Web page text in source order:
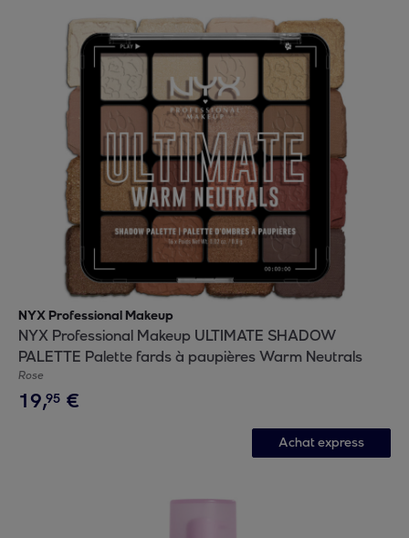
NYX Professional Makeup
NYX Professional Makeup ULTIMATE SHADOW
PALETTE Palette fards à paupières Warm Neutrals
Rose
19,95 €
Achat express